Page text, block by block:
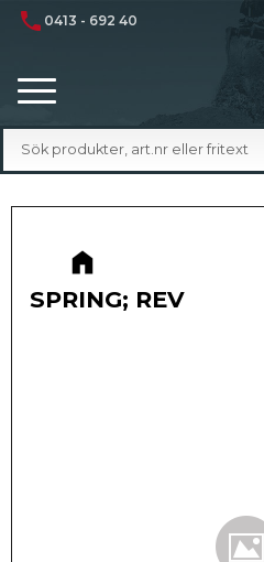
phone 0413 - 692 40
SPRING; REV